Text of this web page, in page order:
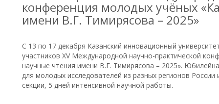
конференция молодых учёных
имени В.Г. Тимирясова – 2025»
С 13 по 17 декабря Казанский инновационный
участников XV Международной научно-практической
научные чтения имени В.Г. Тимирясова – 2025».
для молодых исследователей из разных регионов
секции, 5 дней интенсивной научной работы.